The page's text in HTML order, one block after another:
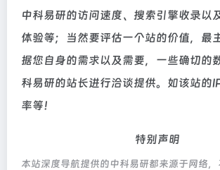
中科易研的访问速度、搜索引擎收录以
体验等；当然要评估一个站的价值，最
据您自身的需求以及需要，一些确切的
科易研的站长进行洽谈提供。如该站的
率等！
特别声明
本站深度导航提供的中科易研都来源于网络